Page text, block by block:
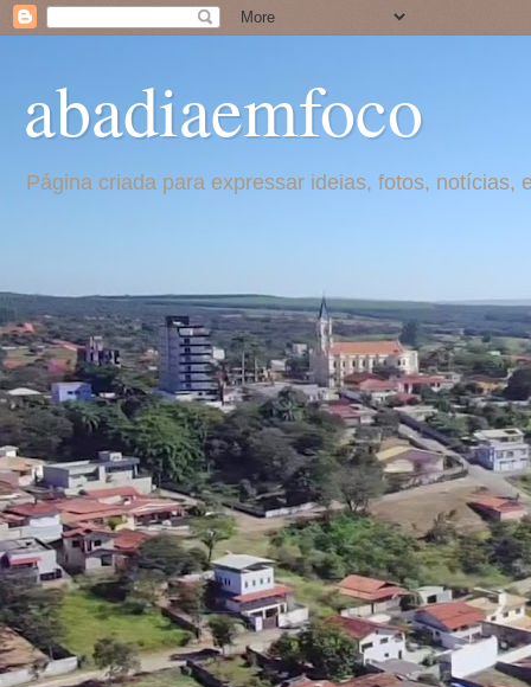
abadiaemfoco
Página criada para expressar ideias, fotos,